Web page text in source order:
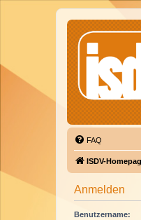
FAQ
ISDV-
Anmelden
Benutzername: